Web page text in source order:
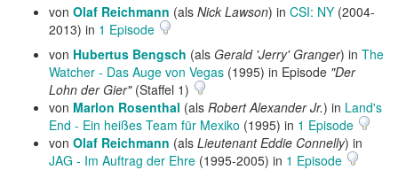
von Olaf Reichmann (als Nick Lawson) in CSI: NY (2004-
2013) in 1 Episode
von Hubertus Bengsch (als Gerald 'Jerry' Granger) in The
Watcher - Das Auge von Vegas (1995) in Episode "Der
Lohn der Gier"(Staffel 1)
von Marlon Rosenthal (als Robert Alexander Jr.) in Land's
End - Ein heißes Team für Mexiko (1995) in 1 Episode
von Olaf Reichmann (als Lieutenant Eddie Connelly) in
JAG - Im Auftrag der Ehre (1995-2005) in 1 Episode